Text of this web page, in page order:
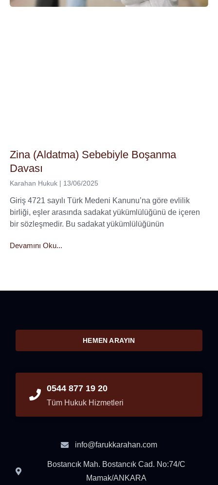
Zina (Aldatma) Sebebiyle Boşanma
Davası
Karahan Hukuk 13/06/2025
Giriş 4721 sayılı Türk Medeni Kanunu’na göre evlilik
birliği, eşler arasında sadakat yükümlülüğünü de içeren
bir sözleşmedir. Bu sadakat yükümlülüğünün
Devamını Oku...
HEMEN ARAYIN
0544 877 19 20
Tüm Hukuk Hizmetleri
info@farukkarahan.com
Bostancık Mah. Bostancık Cad. No:74/C
Mamak/ANKARA